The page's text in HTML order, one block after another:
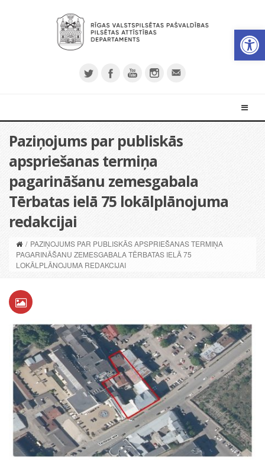
Paziņojums par publiskās
apspriešanas termiņa
pagarināšanu zemesgabala
Tērbatas ielā 75 lokālplānojuma
redakcijai
/ PAZIŅOJUMS PAR PUBLISKĀS APSPRIEŠANAS TERMIŅA
PAGARINĀŠANU ZEMESGABALA TĒRBATAS IELĀ 75
LOKĀLPLĀNOJUMA REDAKCIJAI